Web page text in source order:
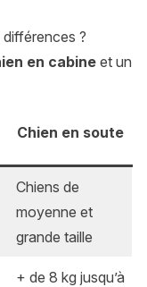
?
en cabine et un
Chien en soute
Chiens de
moyenne et
grande taille
+ de 8 kg jusqu’à